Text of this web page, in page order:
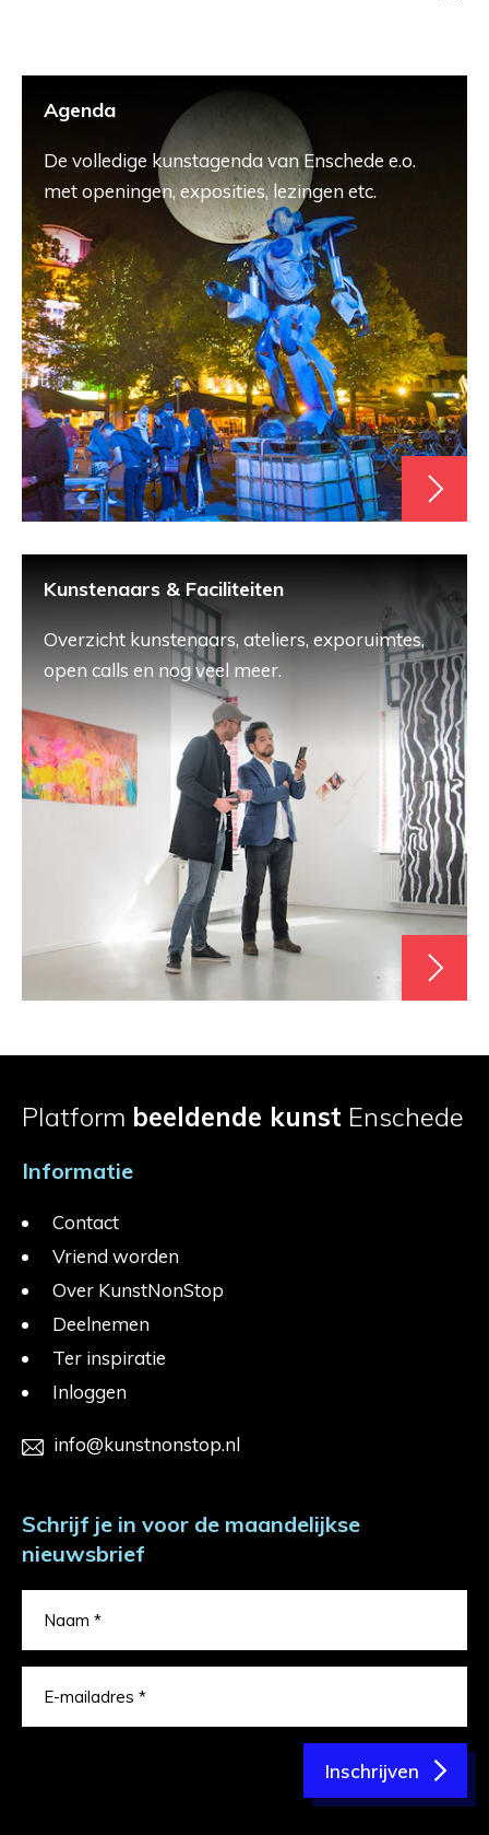
Agenda
De volledige kunstagenda van Enschede e.o.
met openingen, exposities, lezingen etc.
Kunstenaars & Faciliteiten
Overzicht kunstenaars, ateliers, exporuimtes,
open calls en nog veel meer.
Platform beeldende kunst Enschede
Informatie
Contact
Vriend worden
Over KunstNonStop
Deelnemen
Ter inspiratie
Inloggen
info@kunstnonstop.nl
Schrijf je in voor de maandelijkse
nieuwsbrief
Inschrijven